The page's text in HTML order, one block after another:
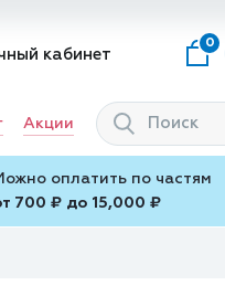
кабинет
0
Акции
оплатить по частям
700 ₽ до 15,000 ₽